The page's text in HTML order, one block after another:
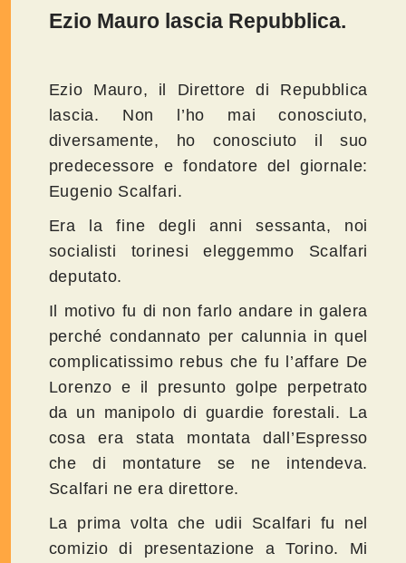
Ezio Mauro lascia Repubblica.
Ezio Mauro, il Direttore di Repubblica
lascia. Non l’ho mai conosciuto,
diversamente, ho conosciuto il suo
predecessore e fondatore del giornale:
Eugenio Scalfari.
Era la fine degli anni sessanta, noi
socialisti torinesi eleggemmo Scalfari
deputato.
Il motivo fu di non farlo andare in galera
perché condannato per calunnia in quel
complicatissimo rebus che fu l’affare De
Lorenzo e il presunto golpe perpetrato
da un manipolo di guardie forestali. La
cosa era stata montata dall’Espresso
che di montature se ne intendeva.
Scalfari ne era direttore.
La prima volta che udii Scalfari fu nel
comizio di presentazione a Torino. Mi